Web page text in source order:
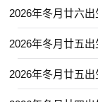
【亦闲】 【
【净秋】 【
【乔雅】 【
2026年冬月廿六
2026年冬月廿五
2026年冬月廿五